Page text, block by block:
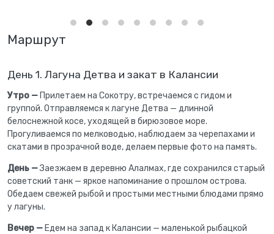
Маршрут
День 1. Лагуна Детва и закат в Калансии
Утро — Прилетаем на Сокотру, встречаемся с гидом и
группой. Отправляемся к лагуне Детва — длинной
белоснежной косе, уходящей в бирюзовое море.
Прогуливаемся по мелководью, наблюдаем за черепахами и
скатами в прозрачной воде, делаем первые фото на память.
День —Заезжаем в деревню Алалмах, где сохранился старый
советский танк — яркое напоминание о прошлом острова.
Обедаем свежей рыбой и простыми местными блюдами прямо
у лагуны.
Вечер — Едем на запад к Калансии — маленькой рыбацкой